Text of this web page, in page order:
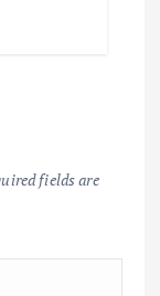
fields are